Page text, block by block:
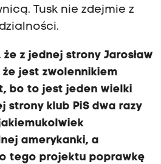
Tusk nie zdejmie z
z jednej strony Jarosław
że jest zwolennikiem
bo to jest jeden wielki
strony klub PiS dwa razy
amerykanki, a
tego projektu poprawkę